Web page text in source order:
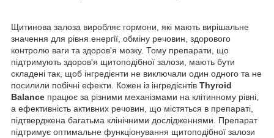
Щитинова залоза виробляє гормони, які мають вирішальне
значення для рівня енергії, обміну речовин, здорового
контролю ваги та здоров'я мозку. Тому препарати, що
підтримують здоров'я щитоподібної залози, мають бути
складені так, щоб інгредієнти не виключали один одного та не
посилили побічні ефекти. Кожен із інгредієнтів Thyroid
Balance працює за різними механізмами на клітинному рівні,
а ефективність активних речовин, що містяться в препараті,
підтверджена багатьма клінічними дослідженнями. Препарат
підтримує оптимальне функціонування щитоподібної залози